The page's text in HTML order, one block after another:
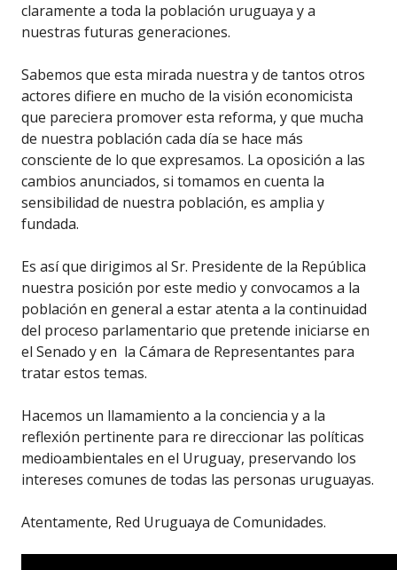
claramente a toda la población uruguaya y a
nuestras futuras generaciones.
Sabemos que esta mirada nuestra y de tantos otros
actores difiere en mucho de la visión economicista
que pareciera promover esta reforma, y que mucha
de nuestra población cada día se hace más
consciente de lo que expresamos. La oposición a las
cambios anunciados, si tomamos en cuenta la
sensibilidad de nuestra población, es amplia y
fundada.
Es así que dirigimos al Sr. Presidente de la República
nuestra posición por este medio y convocamos a la
población en general a estar atenta a la continuidad
del proceso parlamentario que pretende iniciarse en
el Senado y en la Cámara de Representantes para
tratar estos temas.
Hacemos un llamamiento a la conciencia y a la
reflexión pertinente para re direccionar las políticas
medioambientales en el Uruguay, preservando los
intereses comunes de todas las personas uruguayas.
Atentamente, Red Uruguaya de Comunidades.